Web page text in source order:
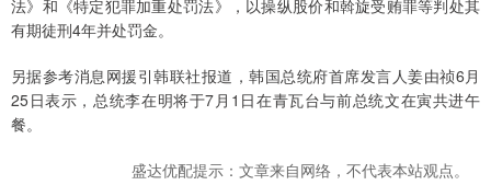
法》和《特定犯罪加重处罚法》，以操纵股价和斡旋受贿罪等判处其
有期徒刑4年并处罚金。
另据参考消息网援引韩联社报道，韩国总统府首席发言人姜由祯6月
25日表示，总统李在明将于7月1日在青瓦台与前总统文在寅共进午
餐。
盛达优配提示：文章来自网络，不代表本站观点。